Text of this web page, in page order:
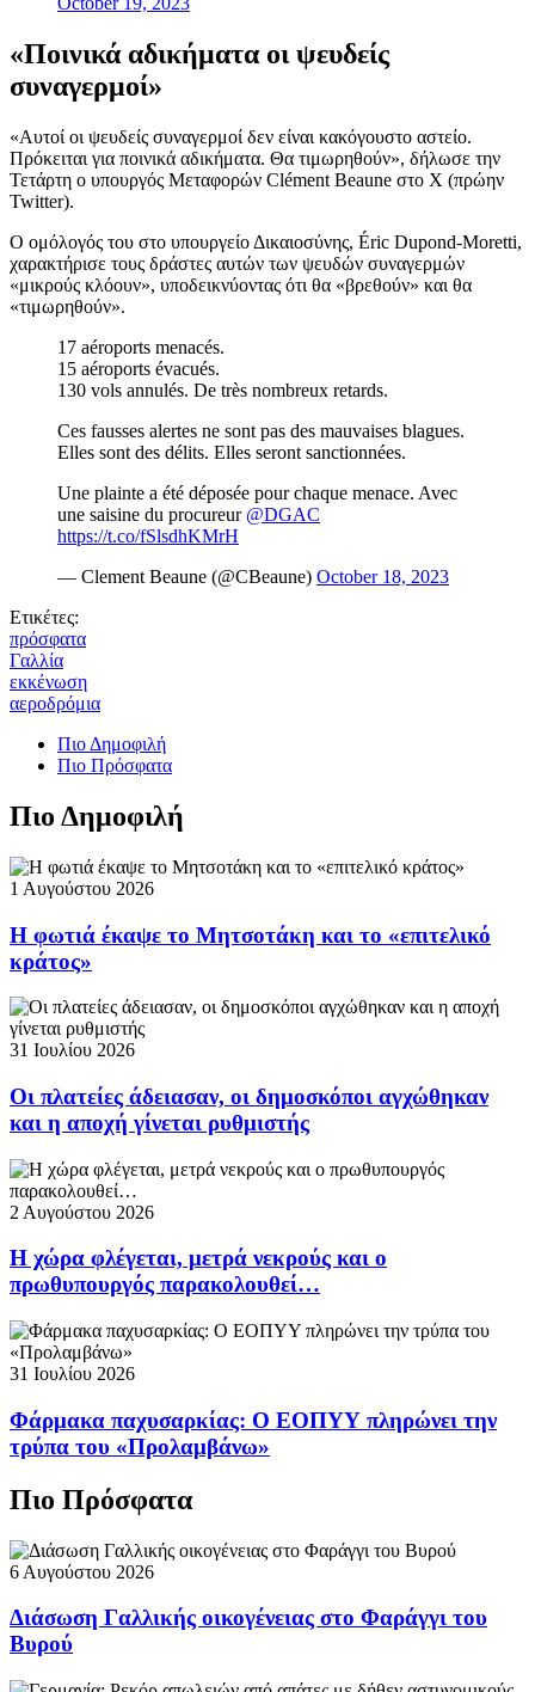
«Ποινικά αδικήματα οι ψευδείς
συναγερμοί»
«Αυτοί οι ψευδείς συναγερμοί δεν είναι κακόγουστο αστείο.
Πρόκειται για ποινικά αδικήματα. Θα τιμωρηθούν», δήλωσε την
Τετάρτη ο υπουργός Μεταφορών Clément Beaune στο X (πρώην
Twitter).
Ο ομόλογός του στο υπουργείο Δικαιοσύνης, Éric Dupond-Moretti,
χαρακτήρισε τους δράστες αυτών των ψευδών συναγερμών
«μικρούς κλόουν», υποδεικνύοντας ότι θα «βρεθούν» και θα
«τιμωρηθούν».
17 aéroports menacés.
15 aéroports évacués.
130 vols annulés. De très nombreux retards.
Ces fausses alertes ne sont pas des mauvaises blagues.
Elles sont des délits. Elles seront sanctionnées.
Une plainte a été déposée pour chaque menace. Avec
une saisine du procureur @DGAC
https://t.co/fSlsdhKMrH
— Clement Beaune (@CBeaune) October 18, 2023
Ετικέτες:
πρόσφατα
Γαλλία
εκκένωση
αεροδρόμια
Πιο Δημοφιλή
Πιο Πρόσφατα
Πιο Δημοφιλή
1 Αυγούστου 2026
Η φωτιά έκαψε το Μητσοτάκη και το «επιτελικό
κράτος»
31 Ιουλίου 2026
Οι πλατείες άδειασαν, οι δημοσκόποι αγχώθηκαν
και η αποχή γίνεται ρυθμιστής
2 Αυγούστου 2026
Η χώρα φλέγεται, μετρά νεκρούς και ο
πρωθυπουργός παρακολουθεί…
31 Ιουλίου 2026
Φάρμακα παχυσαρκίας: Ο ΕΟΠΥΥ πληρώνει την
τρύπα του «Προλαμβάνω»
Πιο Πρόσφατα
6 Αυγούστου 2026
Διάσωση Γαλλικής οικογένειας στο Φαράγγι του
Βυρού